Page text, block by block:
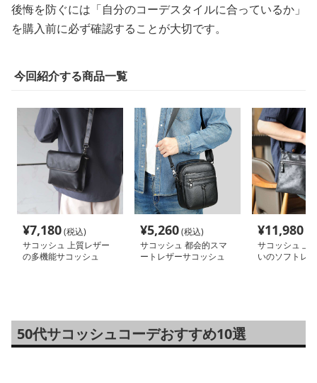
後悔を防ぐには「自分のコーデスタイルに合っているか」
を購入前に必ず確認することが大切です。
今回紹介する商品一覧
¥7,180(税込)
サコッシュ 上質レザー
の多機能サコッシュ
¥5,260(税込)
サコッシュ 都会的スマ
ートレザーサコッシュ
¥11,980
サコッシュ 上
いのソフトレ
50代サコッシュコーデおすすめ10選